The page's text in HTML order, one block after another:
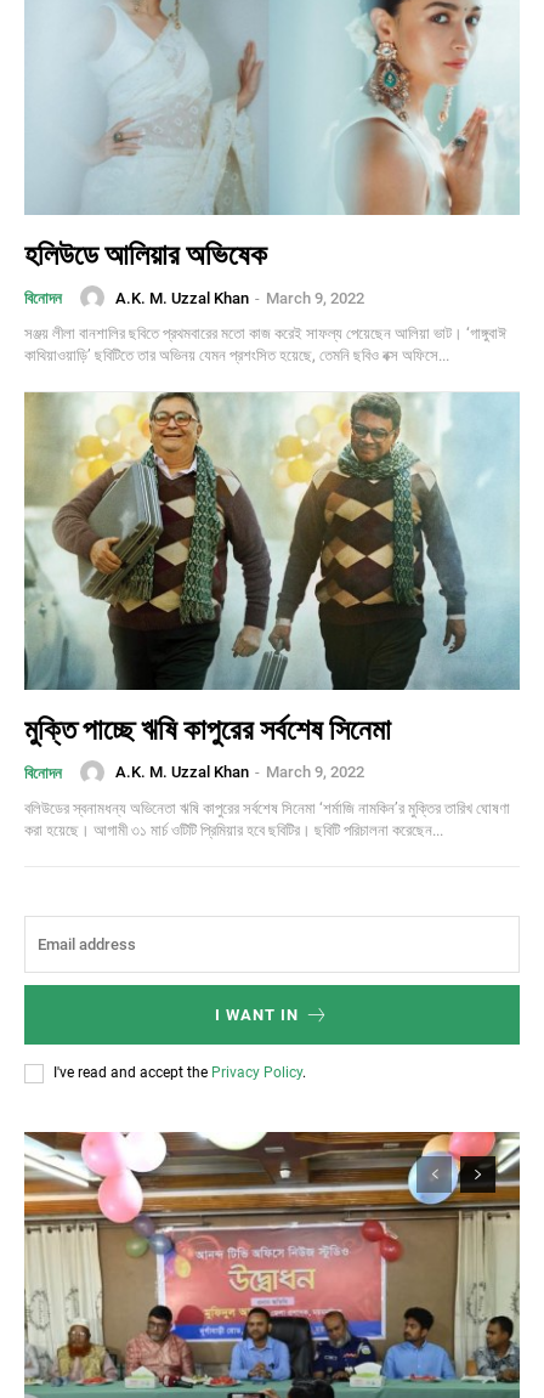
হলিউডে আলিয়ার অভিষেক
বিনোদন A.K. M. Uzzal Khan - March 9, 2022
সঞ্জয় লীলা বানশালির ছবিতে প্রথমবারের মতো কাজ করেই সাফল্য পেয়েছেন আলিয়া ভাট। ‘গাঙ্গুবাঈ
কাথিয়াওয়াড়ি’ ছবিটিতে তার অভিনয় যেমন প্রশংসিত হয়েছে, তেমনি ছবিও বক্স অফিসে...
মুক্তি পাচ্ছে ঋষি কাপুরের সর্বশেষ সিনেমা
বিনোদন A.K. M. Uzzal Khan - March 9, 2022
বলিউডের স্বনামধন্য অভিনেতা ঋষি কাপুরের সর্বশেষ সিনেমা ‘শর্মাজি নামকিন’র মুক্তির তারিখ ঘোষণা
করা হয়েছে। আগামী ৩১ মার্চ ওটিটি প্রিমিয়ার হবে ছবিটির। ছবিটি পরিচালনা করেছেন...
I WANT IN
I've read and accept the Privacy Policy.